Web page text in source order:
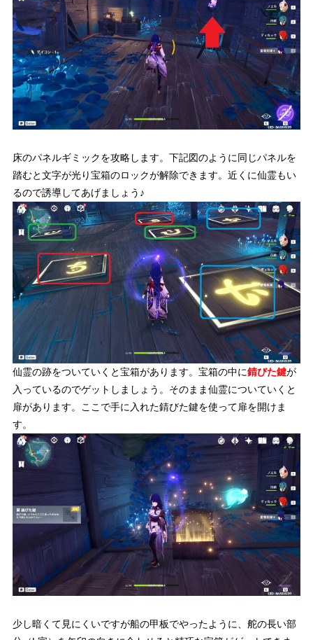
床のパネルギミックを攻略します。下記図のように同じパネルを
踏むと文字が光り宝箱のロックが解除できます。近くに仙霊もい
るので誘導してあげましょう♪
仙霊の跡をついていくと宝箱があります。宝箱の中に錆びた鍵が
入っているのでゲットしましょう。そのまま仙霊についていくと
扉があります。ここで手に入れた錆びた鍵を使って扉を開けま
す。
少し暗くて見にくいですが船の甲板でやったように、舵の長い部